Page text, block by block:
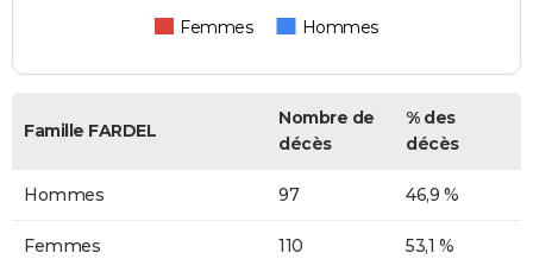
Femmes Hommes
Famille FARDEL
Nombre de
décès
% des
décès
Hommes 97 46,9 %
Femmes 110 53,1 %